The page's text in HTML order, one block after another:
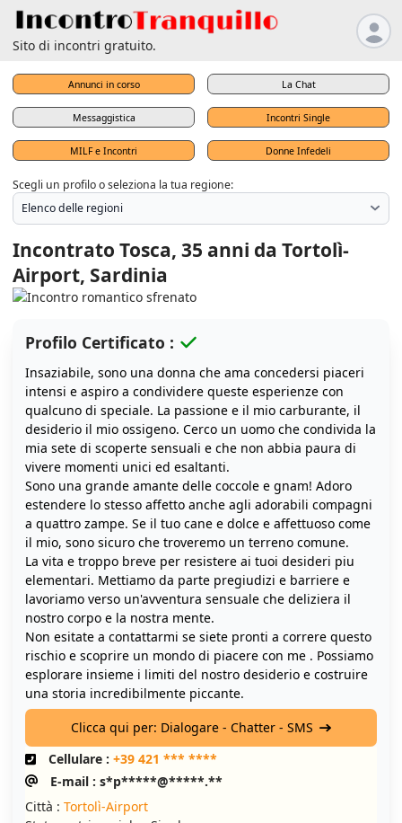
Sito di incontri gratuito.
Annunci in corso La Chat
Messaggistica Incontri Single
MILF e Incontri Donne Infedeli
Scegli un profilo o seleziona la tua regione:
Incontrato Tosca, 35 anni da Tortolì-
Airport, Sardinia
Profilo Certificato :
Insaziabile, sono una donna che ama concedersi piaceri
intensi e aspiro a condividere queste esperienze con
qualcuno di speciale. La passione e il mio carburante, il
desiderio il mio ossigeno. Cerco un uomo che condivida la
mia sete di scoperte sensuali e che non abbia paura di
vivere momenti unici ed esaltanti.
Sono una grande amante delle coccole e gnam! Adoro
estendere lo stesso affetto anche agli adorabili compagni
a quattro zampe. Se il tuo cane e dolce e affettuoso come
il mio, sono sicuro che troveremo un terreno comune.
La vita e troppo breve per resistere ai tuoi desideri piu
elementari. Mettiamo da parte pregiudizi e barriere e
lavoriamo verso un'avventura sensuale che deliziera il
nostro corpo e la nostra mente.
Non esitate a contattarmi se siete pronti a correre questo
rischio e scoprire un mondo di piacere con me . Possiamo
esplorare insieme i limiti del nostro desiderio e costruire
una storia incredibilmente piccante.
Clicca qui per: Dialogare - Chatter - SMS
Cellulare : +39 421 *** ****
E-mail : s*p*****@*****.**
Città : Tortolì-Airport